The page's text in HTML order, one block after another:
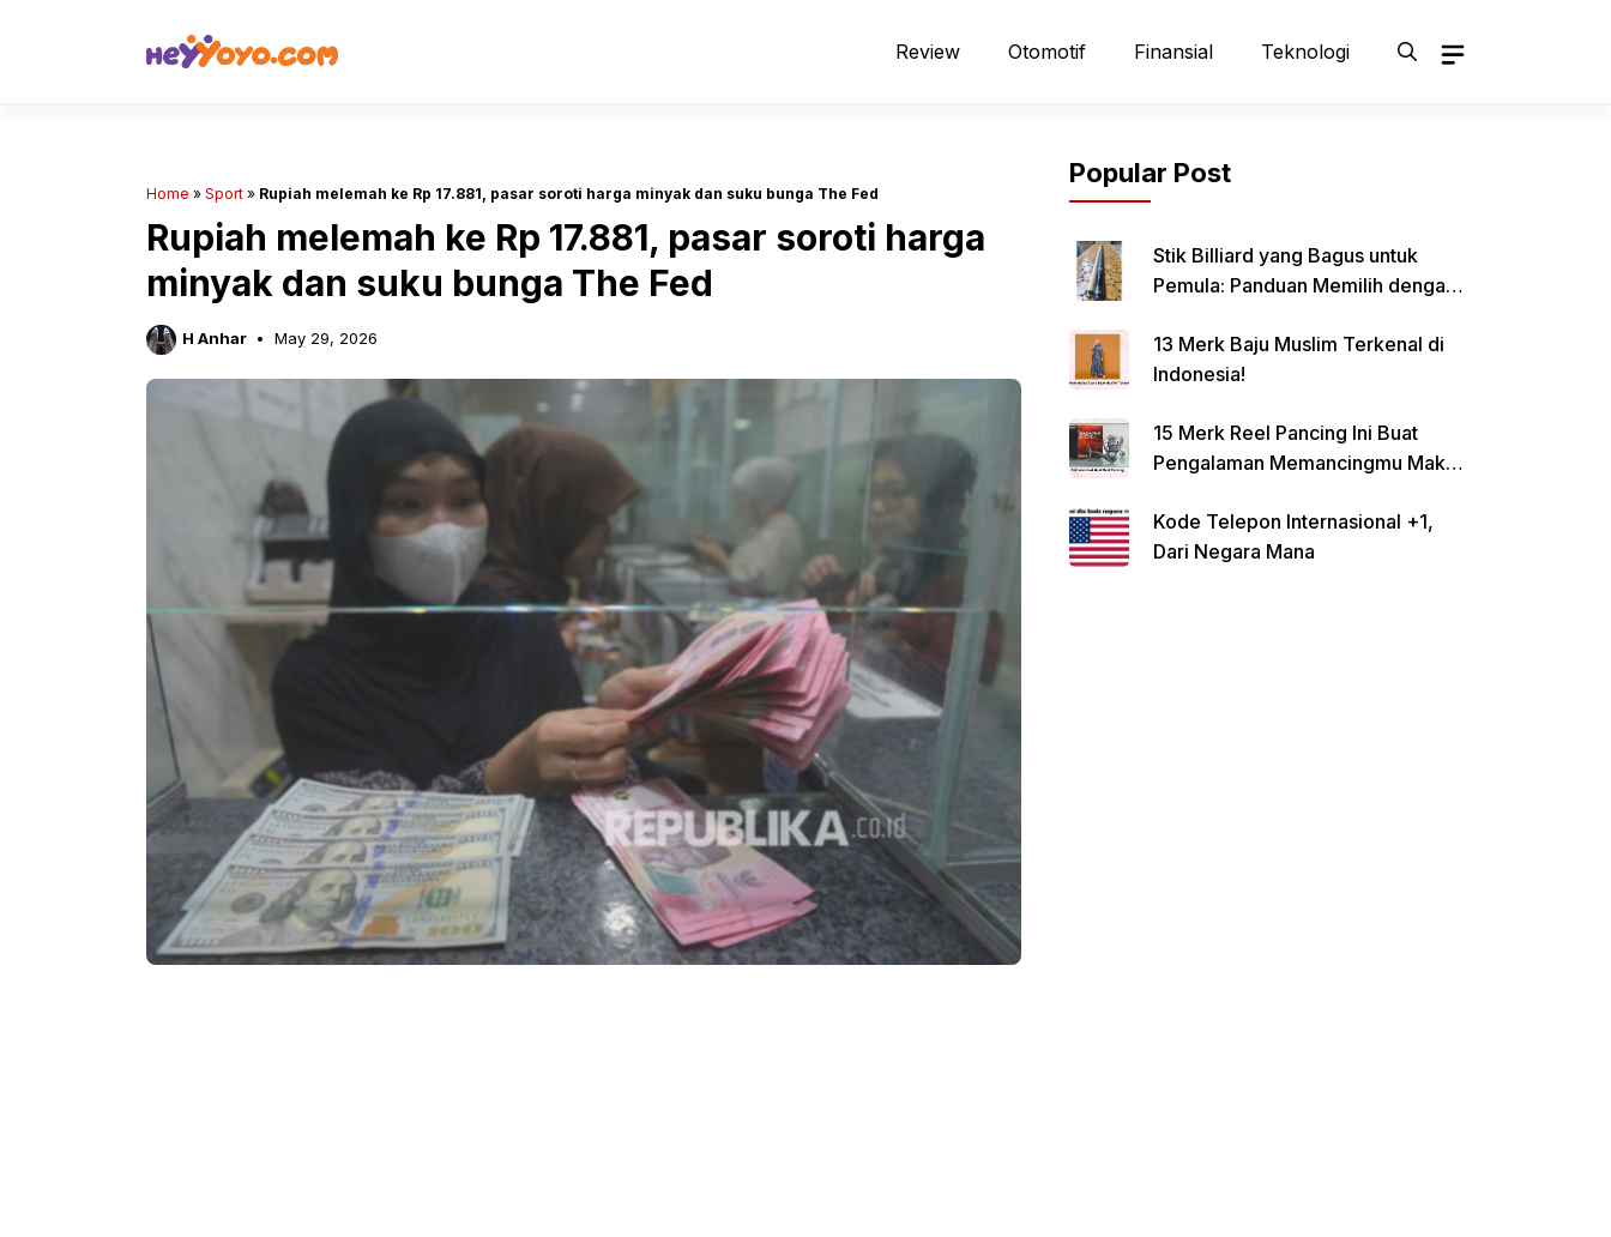
Review Otomotif Finansial Teknologi
Home » Sport » Rupiah melemah ke Rp 17.881, pasar soroti harga minyak dan suku bunga The Fed
Rupiah melemah ke Rp 17.881, pasar soroti harga
minyak dan suku bunga The Fed
H Anhar May 29, 2026
Popular Post
Stik Billiard yang Bagus untuk
Pemula: Panduan Memilih dengan
13 Merk Baju Muslim Terkenal di
Indonesia!
15 Merk Reel Pancing Ini Buat
Pengalaman Memancingmu Makin
Kode Telepon Internasional +1,
Dari Negara Mana